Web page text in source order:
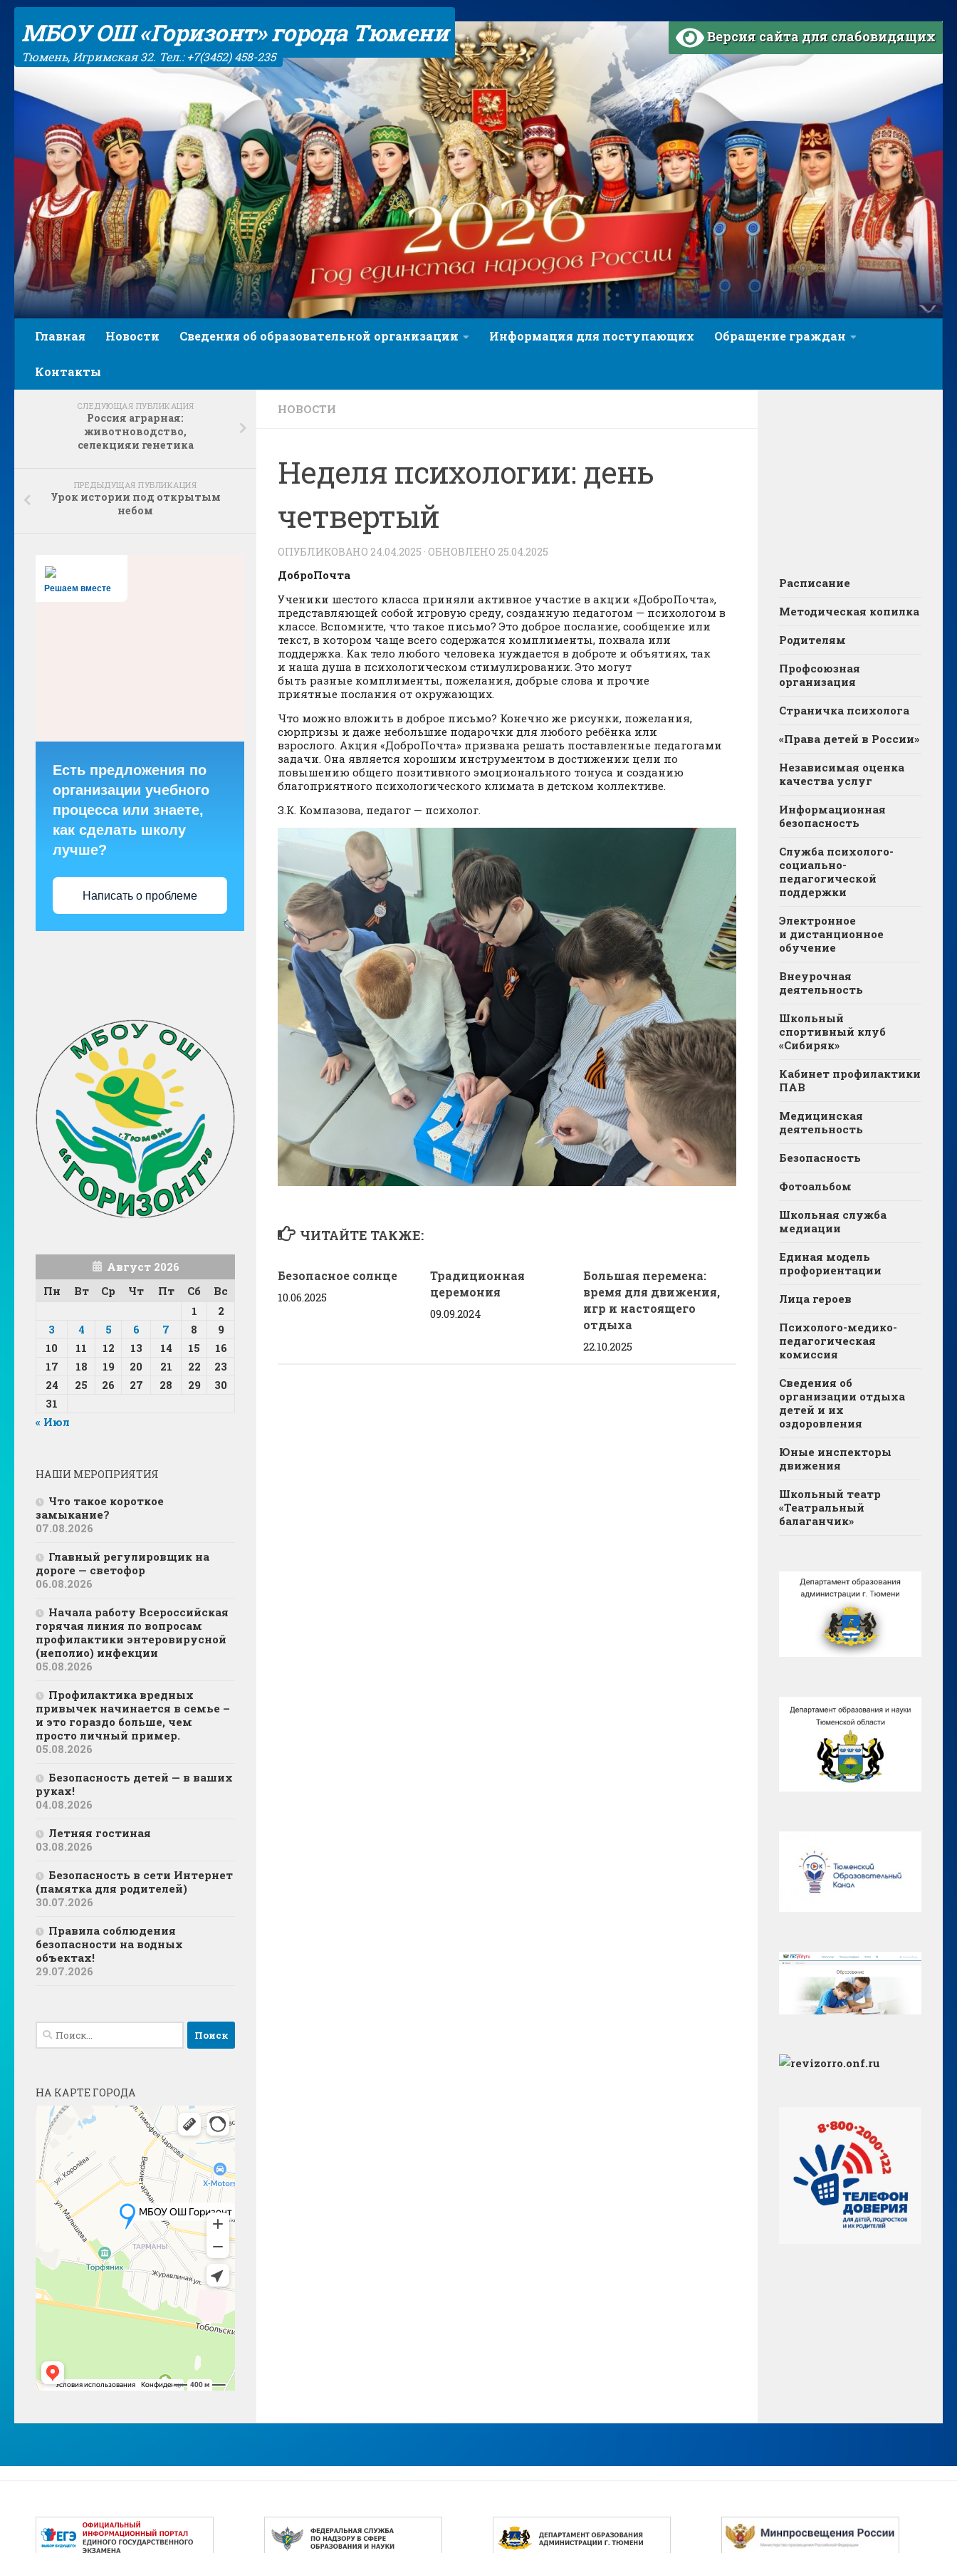
МБОУ ОШ «Горизонт» города Тюмени
Тюмень, Игримская 32. Тел.: +7(3452) 458-235
Версия сайта для слабовидящих
Главная Новости Сведения об образовательной организации Информация для поступающих Обращение граждан
Контакты
НОВОСТИ
Неделя психологии: день
четвертый
ОПУБЛИКОВАНО 24.04.2025 · ОБНОВЛЕНО 25.04.2025
ДоброПочта
Ученики шестого класса приняли активное участие в акции «ДоброПочта»,
представляющей собой игровую среду, созданную педагогом — психологом в
классе. Вспомните, что такое письмо? Это доброе послание, сообщение или
текст, в котором чаще всего содержатся комплименты, похвала или
поддержка. Как тело любого человека нуждается в доброте и объятиях, так
и наша душа в психологическом стимулировании. Это могут
быть разные комплименты, пожелания, добрые слова и прочие
приятные послания от окружающих.
Что можно вложить в доброе письмо? Конечно же рисунки, пожелания,
сюрпризы и даже небольшие подарочки для любого ребёнка или
взрослого. Акция «ДоброПочта» призвана решать поставленные педагогами
задачи. Она является хорошим инструментом в достижении цели по
повышению общего позитивного эмоционального тонуса и созданию
благоприятного психологического климата в детском коллективе.
З.К. Компазова, педагог — психолог.
ЧИТАЙТЕ ТАКЖЕ:
Безопасное солнце
10.06.2025
Традиционная
церемония
09.09.2024
Большая перемена:
время для движения,
игр и настоящего
отдыха
22.10.2025
СЛЕДУЮЩАЯ ПУБЛИКАЦИЯ
Россия аграрная:
животноводство,
селекцияи генетика
ПРЕДЫДУЩАЯ ПУБЛИКАЦИЯ
Урок истории под открытым
небом
Решаем вместе
Есть предложения по
организации учебного
процесса или знаете,
как сделать школу
лучше?
Написать о проблеме
Август 2026
Пн
Вт Ср Чт Пт Сб
Вс
1
2
3
4 5 6 7 8
9
10
11 12 13 14 15
16
17
18 19 20 21 22
23
24
25 26 27 28 29
30
31
« Июл
НАШИ МЕРОПРИЯТИЯ
Что такое короткое
замыкание?
07.08.2026
Главный регулировщик на
дороге — светофор
06.08.2026
Начала работу Всероссийская
горячая линия по вопросам
профилактики энтеровирусной
(неполио) инфекции
05.08.2026
Профилактика вредных
привычек начинается в семье –
и это гораздо больше, чем
просто личный пример.
05.08.2026
Безопасность детей — в ваших
руках!
04.08.2026
Летняя гостиная
03.08.2026
Безопасность в сети Интернет
(памятка для родителей)
30.07.2026
Правила соблюдения
безопасности на водных
объектах!
29.07.2026
Найти:
НА КАРТЕ ГОРОДА
Расписание
Методическая копилка
Родителям
Профсоюзная
организация
Страничка психолога
«Права детей в России»
Независимая оценка
качества услуг
Информационная
безопасность
Служба психолого-
социально-
педагогической
поддержки
Электронное
и дистанционное
обучение
Внеурочная
деятельность
Школьный
спортивный клуб
«Сибиряк»
Кабинет профилактики
ПАВ
Медицинская
деятельность
Безопасность
Фотоальбом
Школьная служба
медиации
Единая модель
профориентации
Лица героев
Психолого-медико-
педагогическая
комиссия
Сведения об
организации отдыха
детей и их
оздоровления
Юные инспекторы
движения
Школьный театр
«Театральный
балаганчик»